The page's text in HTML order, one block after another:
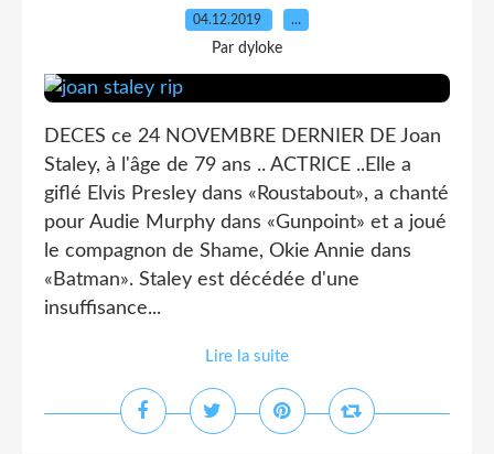
04.12.2019 …
Par dyloke
DECES ce 24 NOVEMBRE DERNIER DE Joan
Staley, à l'âge de 79 ans .. ACTRICE ..Elle a
giflé Elvis Presley dans «Roustabout», a chanté
pour Audie Murphy dans «Gunpoint» et a joué
le compagnon de Shame, Okie Annie dans
«Batman». Staley est décédée d'une
insuffisance...
Lire la suite